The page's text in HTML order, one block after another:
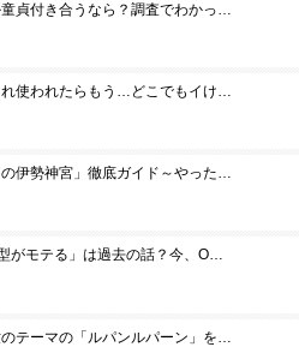
貞付き合うなら？調査でわかっ…
れ使われたらもう…どこでもイけ…
の伊勢神宮」徹底ガイド～やった…
型がモテる」は過去の話？今、O…
テーマの「ルパンルパーン」を…